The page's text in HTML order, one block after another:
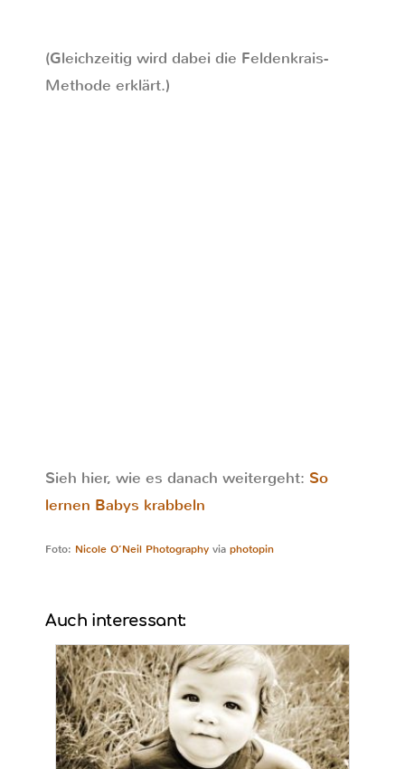
(Gleichzeitig wird dabei die Feldenkrais-
Methode erklärt.)
Sieh hier, wie es danach weitergeht: So
lernen Babys krabbeln
Foto: Nicole O’Neil Photography via photopin
Auch interessant: